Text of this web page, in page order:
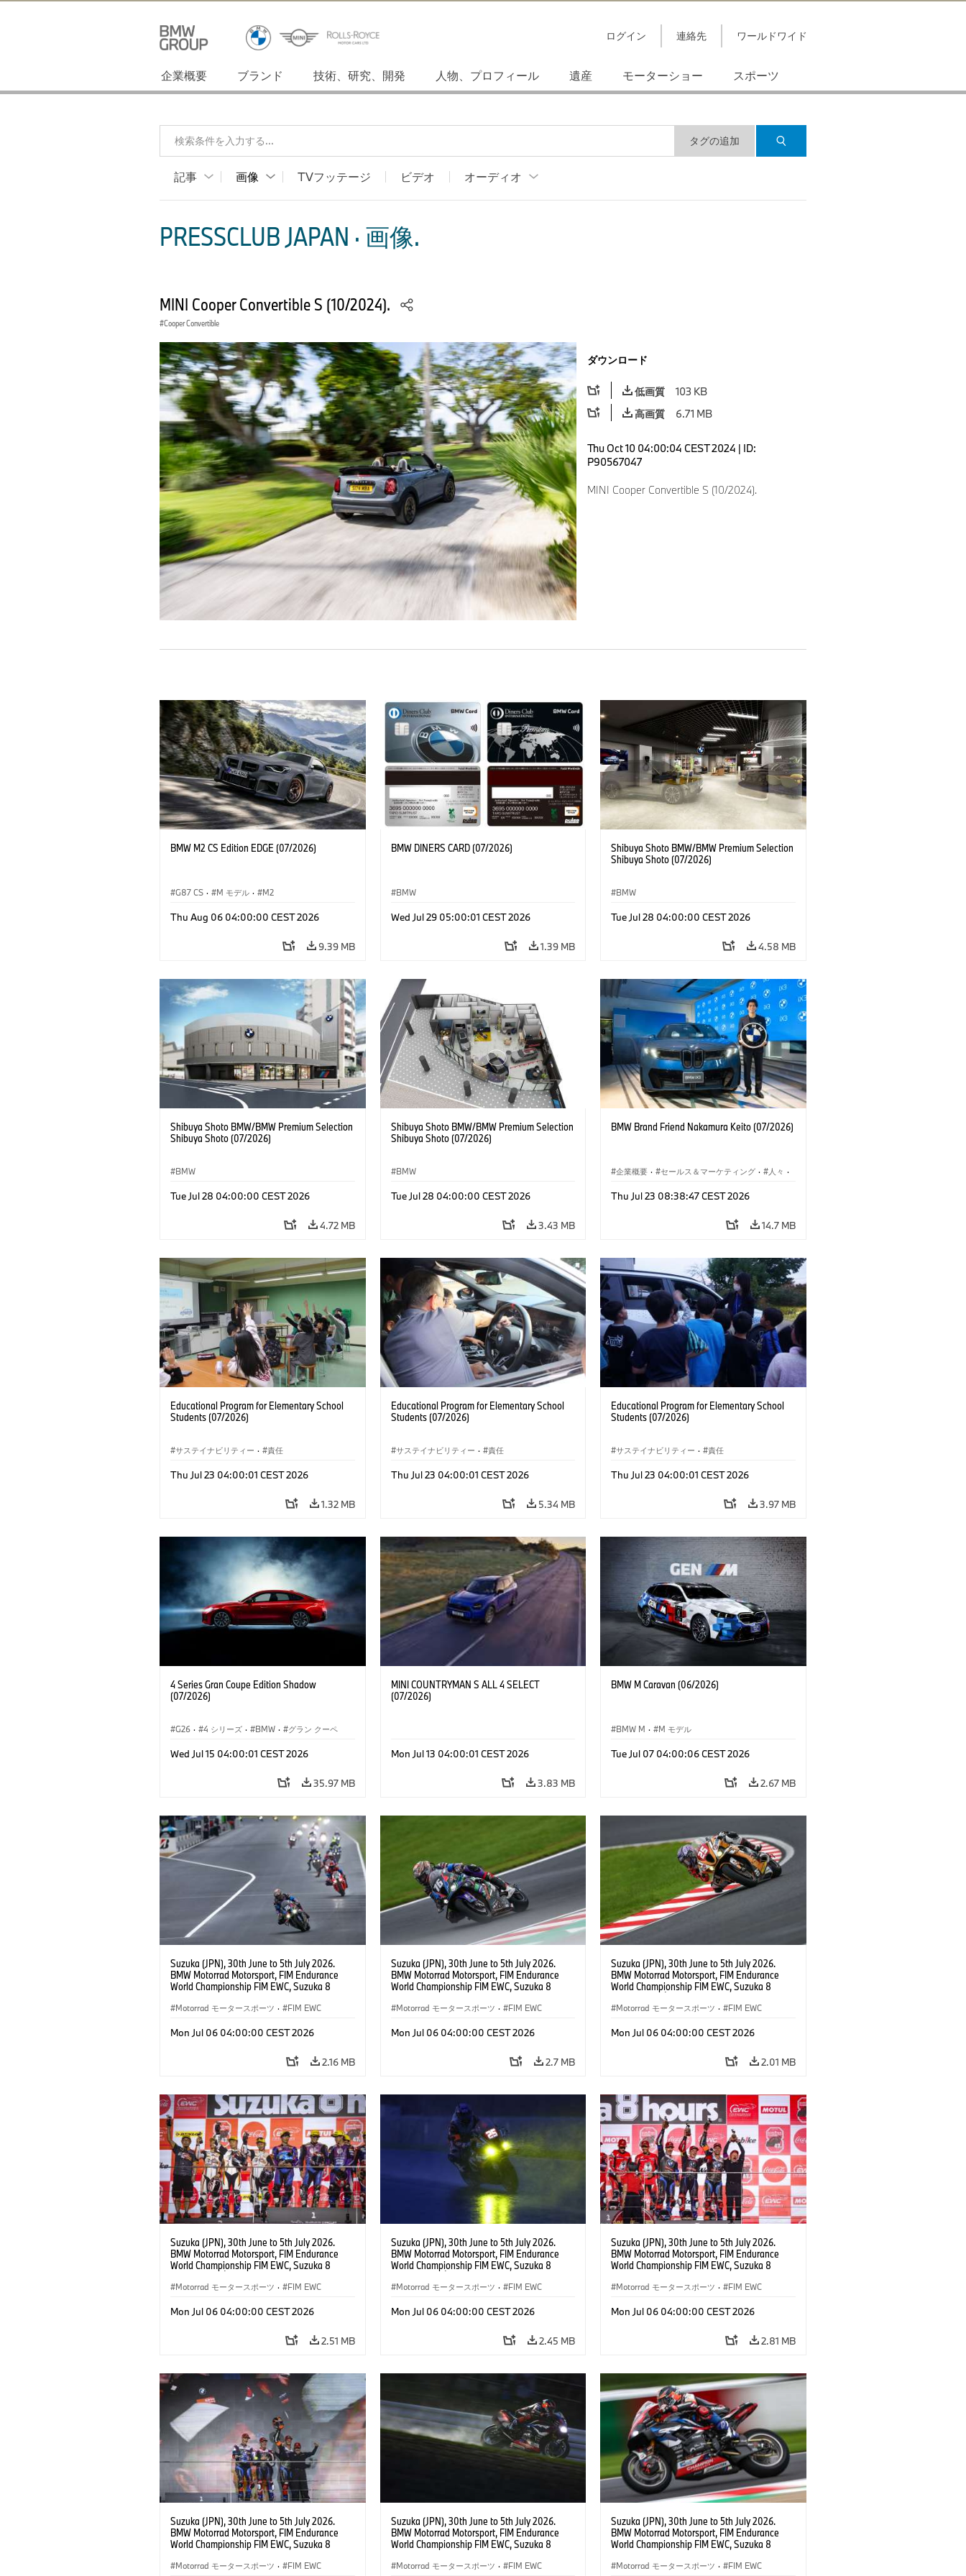
ログイン 連絡先 ワールドワイド
企業概要 ブランド 技術、研究、開発 人物、プロフィール 遺産 モーターショー スポーツ
検索条件を入力する... タグの追加
記事 画像 TVフッテージ ビデオ オーディオ
PRESSCLUB JAPAN · 画像.
MINI Cooper Convertible S (10/2024).
Cooper Convertible
ダウンロード
低画質
103 KB
高画質
6.71 MB
Thu Oct 10 04:00:04 CEST 2024 | ID:
P90567047
MINI Cooper Convertible S (10/2024).
BMW M2 CS Edition EDGE (07/2026)
G87 CS · M モデル · M2
Thu Aug 06 04:00:00 CEST 2026
9.39 MB
BMW DINERS CARD (07/2026)
BMW
Wed Jul 29 05:00:01 CEST 2026
1.39 MB
Shibuya Shoto BMW/BMW Premium Selection
Shibuya Shoto (07/2026)
BMW
Tue Jul 28 04:00:00 CEST 2026
4.58 MB
Shibuya Shoto BMW/BMW Premium Selection
Shibuya Shoto (07/2026)
BMW
Tue Jul 28 04:00:00 CEST 2026
4.72 MB
Shibuya Shoto BMW/BMW Premium Selection
Shibuya Shoto (07/2026)
BMW
Tue Jul 28 04:00:00 CEST 2026
3.43 MB
BMW Brand Friend Nakamura Keito (07/2026)
企業概要 · セールス＆マーケティング · 人々 ·
Thu Jul 23 08:38:47 CEST 2026
14.7 MB
Educational Program for Elementary School
Students (07/2026)
サステイナビリティー · 責任
Thu Jul 23 04:00:01 CEST 2026
1.32 MB
Educational Program for Elementary School
Students (07/2026)
サステイナビリティー · 責任
Thu Jul 23 04:00:01 CEST 2026
5.34 MB
Educational Program for Elementary School
Students (07/2026)
サステイナビリティー · 責任
Thu Jul 23 04:00:01 CEST 2026
3.97 MB
4 Series Gran Coupe Edition Shadow
(07/2026)
G26 · 4 シリーズ · BMW · グラン クーペ
Wed Jul 15 04:00:01 CEST 2026
35.97 MB
MINI COUNTRYMAN S ALL 4 SELECT
(07/2026)
Mon Jul 13 04:00:01 CEST 2026
3.83 MB
BMW M Caravan (06/2026)
BMW M · M モデル
Tue Jul 07 04:00:06 CEST 2026
2.67 MB
Suzuka (JPN), 30th June to 5th July 2026.
BMW Motorrad Motorsport, FIM Endurance
World Championship FIM EWC, Suzuka 8
Team Japan, AutoRace UBE Racing Team, #76
Sylvain Guintoli (FRA), Christoph Ponsson
Motorrad モータースポーツ · FIM EWC
Mon Jul 06 04:00:00 CEST 2026
2.16 MB
Suzuka (JPN), 30th June to 5th July 2026.
BMW Motorrad Motorsport, FIM Endurance
World Championship FIM EWC, Suzuka 8
Team Japan, AutoRace UBE Racing Team, #76
Sylvain Guintoli (FRA), Christoph Ponsson
Motorrad モータースポーツ · FIM EWC
Mon Jul 06 04:00:00 CEST 2026
2.7 MB
Suzuka (JPN), 30th June to 5th July 2026.
BMW Motorrad Motorsport, FIM Endurance
World Championship FIM EWC, Suzuka 8
Hikari Okubo, Kaito Toba, Motoharu Ito (all
Motorrad モータースポーツ · FIM EWC
Mon Jul 06 04:00:00 CEST 2026
2.01 MB
Suzuka (JPN), 30th June to 5th July 2026.
BMW Motorrad Motorsport, FIM Endurance
World Championship FIM EWC, Suzuka 8
Hikari Okubo, Kaito Toba, Motoharu Ito (all
Motorrad モータースポーツ · FIM EWC
Mon Jul 06 04:00:00 CEST 2026
2.51 MB
Suzuka (JPN), 30th June to 5th July 2026.
BMW Motorrad Motorsport, FIM Endurance
World Championship FIM EWC, Suzuka 8
Hikari Okubo, Kaito Toba, Motoharu Ito (all
Motorrad モータースポーツ · FIM EWC
Mon Jul 06 04:00:00 CEST 2026
2.45 MB
Suzuka (JPN), 30th June to 5th July 2026.
BMW Motorrad Motorsport, FIM Endurance
World Championship FIM EWC, Suzuka 8
#37 BMW M 1000 RR, Markus Reiterberger
Odendaal (RSA), EWC class.
Motorrad モータースポーツ · FIM EWC
Mon Jul 06 04:00:00 CEST 2026
2.81 MB
Suzuka (JPN), 30th June to 5th July 2026.
BMW Motorrad Motorsport, FIM Endurance
World Championship FIM EWC, Suzuka 8
#37 BMW M 1000 RR, Markus Reiterberger
Motorrad モータースポーツ · FIM EWC
Suzuka (JPN), 30th June to 5th July 2026.
BMW Motorrad Motorsport, FIM Endurance
World Championship FIM EWC, Suzuka 8
#37 BMW M 1000 RR, Markus Reiterberger
Motorrad モータースポーツ · FIM EWC
Suzuka (JPN), 30th June to 5th July 2026.
BMW Motorrad Motorsport, FIM Endurance
World Championship FIM EWC, Suzuka 8
#37 BMW M 1000 RR, Markus Reiterberger
Motorrad モータースポーツ · FIM EWC